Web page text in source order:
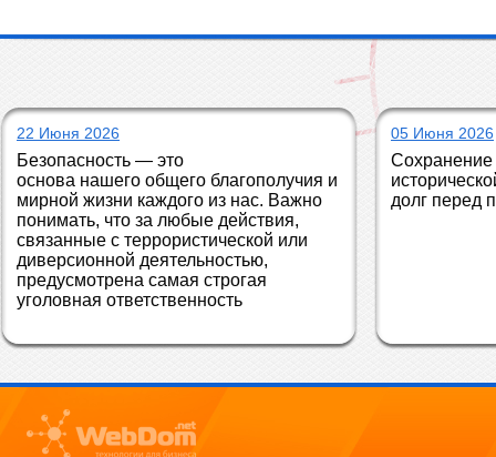
22 Июня 2026
Безопасность — это
основа нашего общего благополучия и
мирной жизни каждого из нас. Важно
понимать, что за любые действия,
связанные с террористической или
диверсионной деятельностью,
предусмотрена самая строгая
уголовная ответственность
05 Июня 2026
Сохранение
долг перед